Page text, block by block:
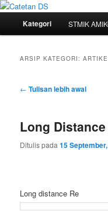
Catetan DS
Mari bermimpi dan ciptakan
Langsung
Langsung
Kategori STMIK
ARSIP KATEGORI:
Navigasi
← Tulisan lebih awal
Long
Ditulis pada15
Long distance Re